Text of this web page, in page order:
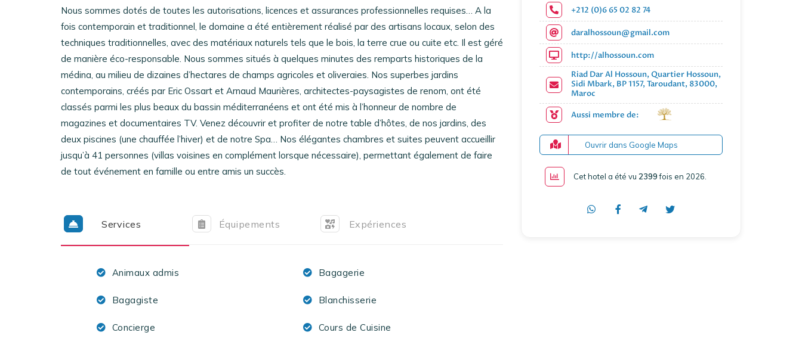
Nos adresses en France
Nos adresses dans le monde
Nos collections
Notre programme de fidélité
Ecrivez-nous
Nous sommes dotés de toutes les autorisations, licences et assurances professionnelles requises… A la
fois contemporain et traditionnel, le domaine a été entièrement réalisé par des artisans locaux, selon des
techniques traditionnelles, avec des matériaux naturels tels que le bois, la terre crue ou cuite etc. Il est géré
de manière éco-responsable. Nous sommes situés à quelques minutes des remparts historiques de la
médina, au milieu de dizaines d’hectares de champs agricoles et oliveraies. Nos superbes jardins
contemporains, créés par Eric Ossart et Arnaud Maurières, architectes-paysagistes de renom, ont été
classés parmi les plus beaux du bassin méditerranéens et ont été mis à l’honneur de nombre de
magazines et documentaires TV. Venez découvrir et profiter de notre table d’hôtes, de nos jardins, des
deux piscines (une chauffée l’hiver) et de notre Spa… Nos élégantes chambres et suites peuvent accueillir
jusqu’à 41 personnes (villas voisines en complément lorsque nécessaire), permettant également de faire
de tout événement en famille ou entre amis un succès.
Services Équipements Expériences
Animaux admis Bagagerie
Bagagiste Blanchisserie
Concierge Cours de Cuisine
+212 (0)6 65 02 82 74
daralhossoun@gmail.com
http://alhossoun.com
Riad Dar Al Hossoun, Quartier Hossoun,
Sidi Mbark, BP 1157, Taroudant, 83000,
Maroc
Aussi membre de:
Ouvrir dans Google Maps
Cet hotel a été vu 2399fois en 2026